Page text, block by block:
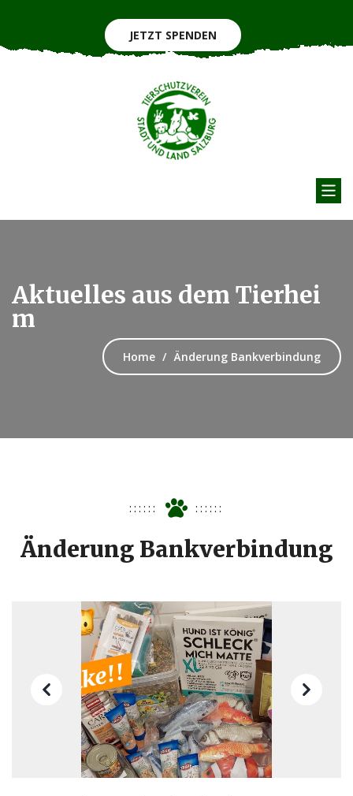
JETZT SPENDEN
Aktuelles aus dem Tierhei
m
Home Änderung Bankverbindung
Änderung Bankverbindung
Previous Next